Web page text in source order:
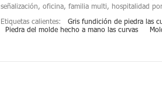
señalización, oficina, familia multi, hospitalidad
Etiquetas calientes:
Gris fundición de piedra las
Piedra del molde hecho a mano las curvas